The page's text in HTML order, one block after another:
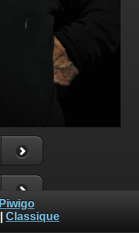
Piwigo
Classique